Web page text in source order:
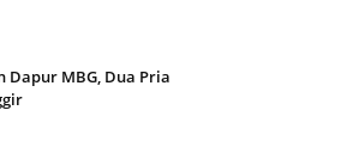
Dapur MBG, Dua Pria